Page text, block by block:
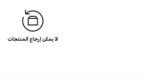
لا يمكن إرجاع المنتجات